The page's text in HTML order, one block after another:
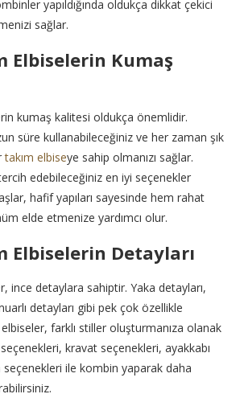
yapıldığında oldukça dikkat çekici
sağlar.
Elbiselerin Kumaş
kumaş kalitesi oldukça önemlidir.
süre kullanabileceğiniz ve her zaman şık
takım elbiseye sahip olmanızı sağlar.
edebileceğiniz en iyi seçenekler
hafif yapıları sayesinde hem rahat
elde etmenize yardımcı olur.
Elbiselerin Detayları
ince detaylara sahiptir. Yaka detayları,
detayları gibi pek çok özellikle
farklı stiller oluşturmanıza olanak
kravat seçenekleri, ayakkabı
ile kombin yaparak daha